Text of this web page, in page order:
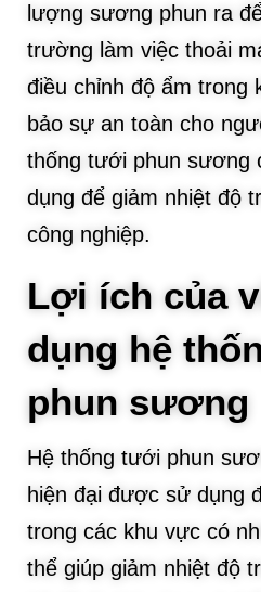
lượng sương phun ra
trường làm việc thoải
điều chỉnh độ ẩm trong
bảo sự an toàn cho
thống tưới phun sương
dụng để giảm nhiệt độ
công nghiệp.
Lợi ích của
dụng hệ
phun sương
Hệ thống tưới phun
hiện đại được sử dụng
trong các khu vực có
thể giúp giảm nhiệt độ